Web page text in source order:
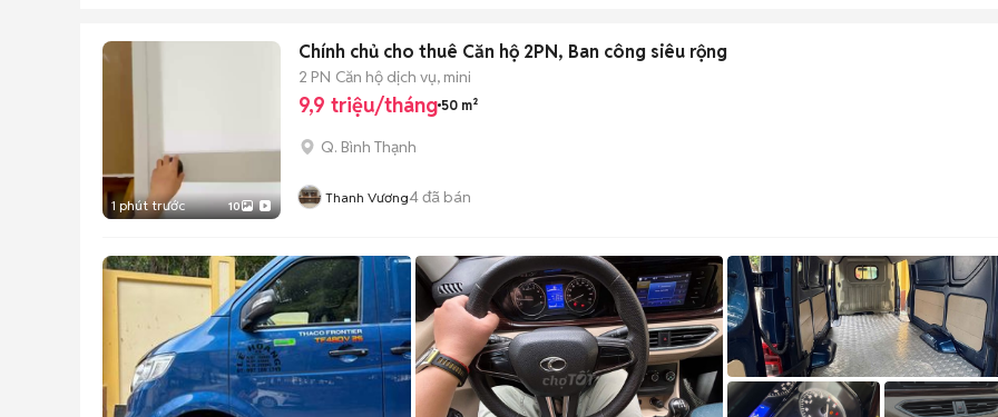
1 phút trước 10
Chính chủ cho thuê Căn hộ 2PN, Ban công siêu rộng
2 PN Căn hộ dịch vụ, mini
9,9 triệu/tháng 50 m²
Q. Bình Thạnh
Thanh Vương4đã bán